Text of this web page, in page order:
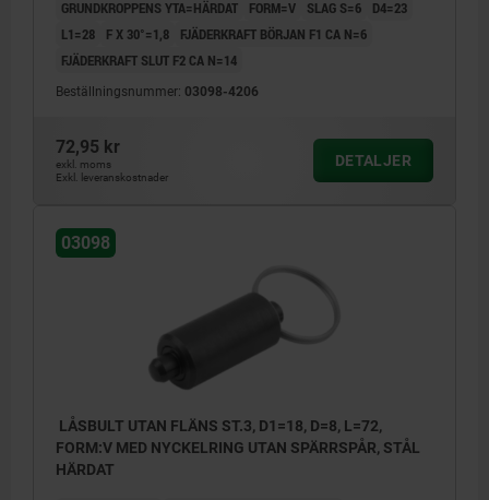
GRUNDKROPPENS YTA=HÄRDAT FORM=V SLAG S=6
D4=23
L1=28
F X 30°=1,8
FJÄDERKRAFT BÖRJAN F1 CA N=6
FJÄDERKRAFT SLUT F2 CA N=14
Beställningsnummer: 03098-4206
72,95 kr
exkl. moms
Exkl. leveranskostnader
DETALJER
03098
LÅSBULT UTAN FLÄNS ST.3, D1=18, D=8, L=72,
FORM:V MED NYCKELRING UTAN SPÄRRSPÅR, STÅL
HÄRDAT